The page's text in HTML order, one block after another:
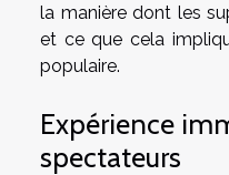
la manière dont les
et ce que cela
populaire.
Expérience
spectateurs